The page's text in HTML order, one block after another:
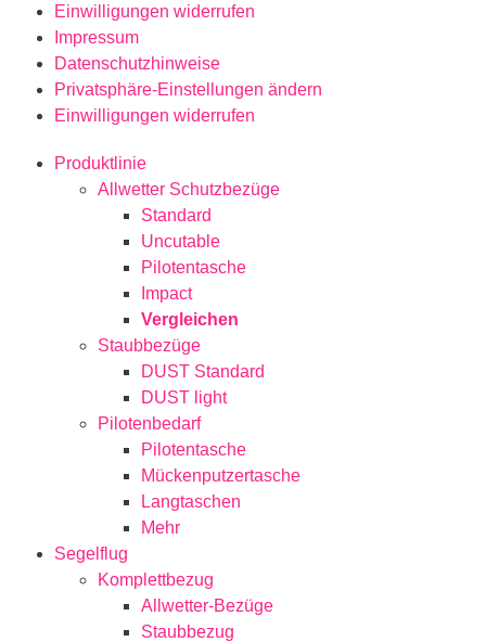
Einwilligungen widerrufen
Impressum
Datenschutzhinweise
Privatsphäre-Einstellungen ändern
Einwilligungen widerrufen
Produktlinie
Allwetter Schutzbezüge
Standard
Uncutable
Pilotentasche
Impact
Vergleichen
Staubbezüge
DUST Standard
DUST light
Pilotenbedarf
Pilotentasche
Mückenputzertasche
Langtaschen
Mehr
Segelflug
Komplettbezug
Allwetter-Bezüge
Staubbezug